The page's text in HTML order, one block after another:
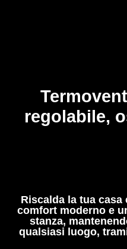
regolabile,
Riscalda la tua
comfort moderno e
stanza,
qualsiasi luogo,